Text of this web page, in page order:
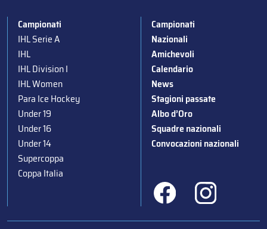
Campionati
IHL Serie A
IHL
IHL Division I
IHL Women
Para Ice Hockey
Under 19
Under 16
Under 14
Supercoppa
Coppa Italia
Campionati
Nazionali
Amichevoli
Calendario
News
Stagioni passate
Albo d’Oro
Squadre nazionali
Convocazioni nazionali